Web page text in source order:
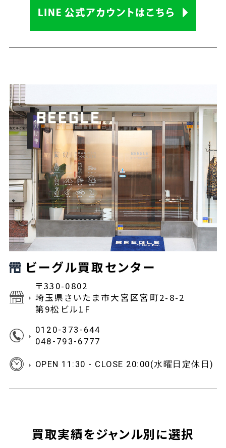
ビーグル買取センター
〒330-0802
埼玉県さいたま市大宮区宮町2-8-2
第9松ビル1F
0120-373-644
048-793-6777
OPEN 11:30 - CLOSE 20:00(水曜日定休日)
買取実績をジャンル別に選択